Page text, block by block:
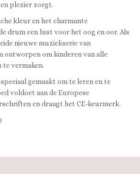
plezier zorgt.
kleur en het charmante
drum een ​​lust voor het oog en oor. Als
nieuwe muziekserie van
ontworpen om kinderen van alle
te vermaken.
gemaakt om te leren en te
voldoet aan de Europese
en draagt ​​het CE-keurmerk.